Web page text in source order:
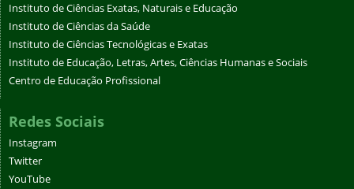
Instituto de Ciências Exatas, Naturais e Educação
Instituto de Ciências da Saúde
Instituto de Ciências Tecnológicas e Exatas
Instituto de Educação, Letras, Artes, Ciências Humanas e Sociais
Centro de Educação Profissional
Redes Sociais
Instagram
Twitter
YouTube